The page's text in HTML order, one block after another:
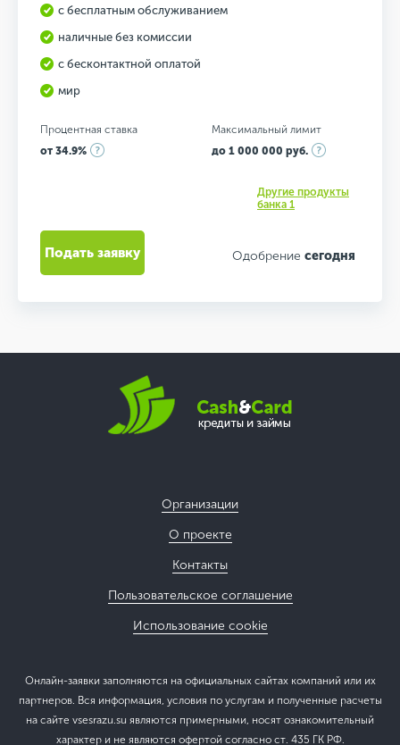
с бесплатным обслуживанием
наличные без комиссии
с бесконтактной оплатой
мир
Процентная ставка
от 34.9%
Максимальный лимит
до 1 000 000 руб.
Другие продукты
банка 1
Одобрение сегодня
Подать заявку
Организации
О проекте
Контакты
Пользовательское соглашение
Использование cookie
Онлайн-заявки заполняются на официальных сайтах компаний или их
партнеров. Вся информация, условия по услугам и полученные расчеты
на сайте vsesrazu.su являются примерными, носят ознакомительный
характер и не являются офертой согласно ст. 435 ГК РФ.